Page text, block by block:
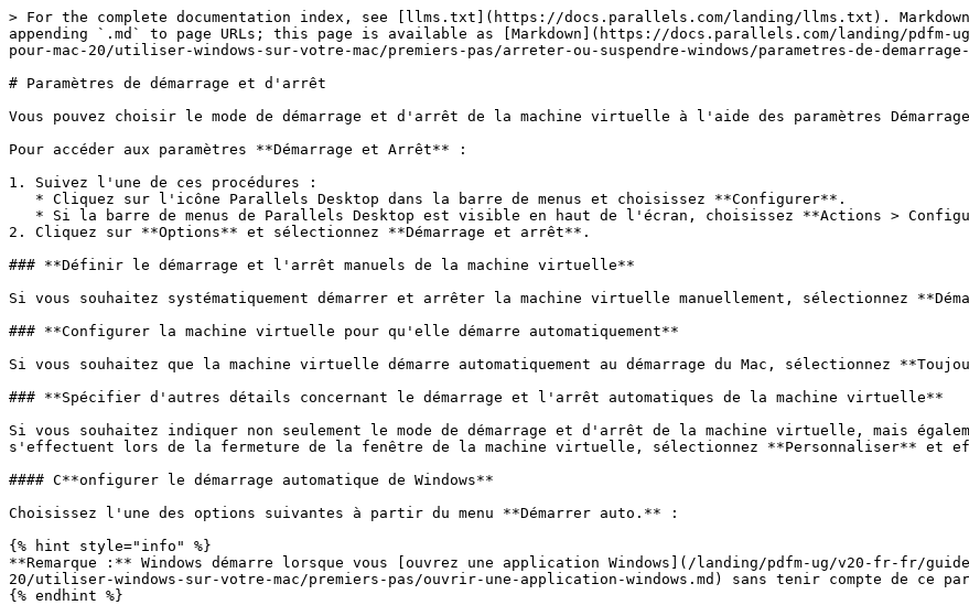
> For the complete documentation index, see [llms.txt](https://docs.parallels.com/landing/llms.txt).
appending `.md` to page URLs; this page is available as [Markdown](https://docs.parallels.com/landing/
pour-mac-20/utiliser-windows-sur-votre-mac/premiers-pas/arreter-ou-suspendre-windows/parametres-de-
# Paramètres de démarrage et d'arrêt
Vous pouvez choisir le mode de démarrage et d'arrêt de la machine virtuelle à l'aide des paramètres
Pour accéder aux paramètres **Démarrage et Arrêt** :
1. Suivez l'une de ces procédures :
2. Cliquez sur **Options** et sélectionnez **Démarrage et arrêt**.
### **Définir le démarrage et l'arrêt manuels de la machine virtuelle**
Si vous souhaitez systématiquement démarrer et arrêter la machine virtuelle manuellement, sélectionnez
### **Configurer la machine virtuelle pour qu'elle démarre automatiquement**
Si vous souhaitez que la machine virtuelle démarre automatiquement au démarrage du Mac, sélectionnez
### **Spécifier d'autres détails concernant le démarrage et l'arrêt automatiques de la machine virtuelle**
Si vous souhaitez indiquer non seulement le mode de démarrage et d'arrêt de la machine virtuelle, mais
s'effectuent lors de la fermeture de la fenêtre de la machine virtuelle, sélectionnez **Personnaliser** et
#### C**onfigurer le démarrage automatique de Windows**
Choisissez l'une des options suivantes à partir du menu **Démarrer auto.** :
{% hint style="info" %}
**Remarque :** Windows démarre lorsque vous [ouvrez une application Windows](/landing/pdfm-ug/v20-fr-fr/
20/utiliser-windows-sur-votre-mac/premiers-pas/ouvrir-une-application-windows.md) sans tenir compte de ce
{% endhint %}